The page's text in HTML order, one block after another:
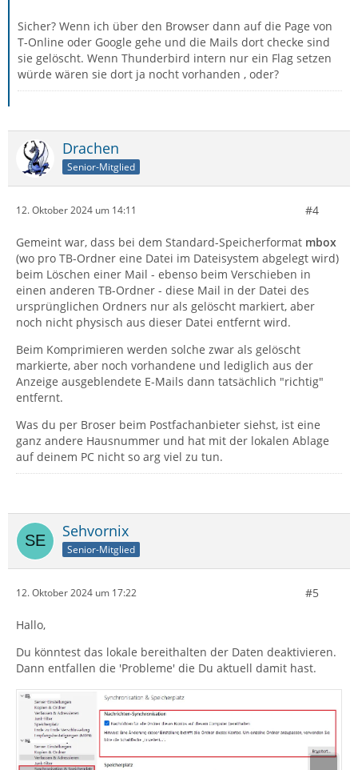
Sicher? Wenn ich über den Browser dann auf die Page von
T-Online oder Google gehe und die Mails dort checke sind
sie gelöscht. Wenn Thunderbird intern nur ein Flag setzen
würde wären sie dort ja nocht vorhanden , oder?
Drachen
Senior-Mitglied
12. Oktober 2024 um 14:11 #4
Gemeint war, dass bei dem Standard-Speicherformat mbox
(wo pro TB-Ordner eine Datei im Dateisystem abgelegt wird)
beim Löschen einer Mail - ebenso beim Verschieben in
einen anderen TB-Ordner - diese Mail in der Datei des
ursprünglichen Ordners nur als gelöscht markiert, aber
noch nicht physisch aus dieser Datei entfernt wird.
Beim Komprimieren werden solche zwar als gelöscht
markierte, aber noch vorhandene und lediglich aus der
Anzeige ausgeblendete E-Mails dann tatsächlich "richtig"
entfernt.
Was du per Broser beim Postfachanbieter siehst, ist eine
ganz andere Hausnummer und hat mit der lokalen Ablage
auf deinem PC nicht so arg viel zu tun.
Sehvornix
Senior-Mitglied
12. Oktober 2024 um 17:22 #5
Hallo,
Du könntest das lokale bereithalten der Daten deaktivieren.
Dann entfallen die 'Probleme' die Du aktuell damit hast.